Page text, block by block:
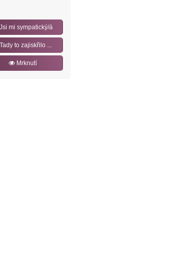
Jsi mi sympatický/á
Tady to zajiskřilo ...
Mrknutí